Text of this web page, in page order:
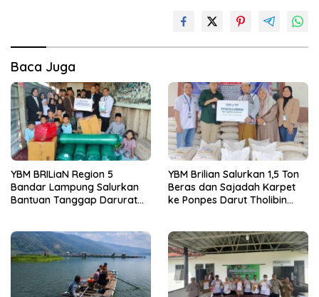
Baca Juga
YBM BRILiaN Region 5
Bandar Lampung Salurkan
Bantuan Tanggap Darurat
YBM Brilian Salurkan 1,5 Ton
Beras dan Sajadah Karpet
ke Ponpes Darut Tholibin